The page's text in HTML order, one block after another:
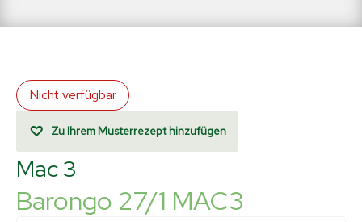
Nicht verfügbar
Zu Ihrem Musterrezept hinzufügen
Mac 3
Barongo 27/1 MAC3